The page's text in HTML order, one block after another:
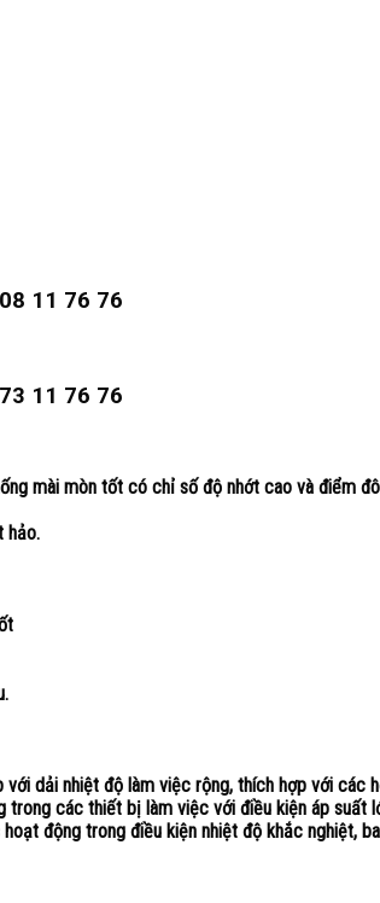
11 76 76
11 76 76
mài mòn tốt có chỉ số độ nhớt cao và điểm
hảo.
với dải nhiệt độ làm việc rộng, thích hợp với các
trong các thiết bị làm việc với điều kiện áp
động trong điều kiện nhiệt độ khắc nghiệt,